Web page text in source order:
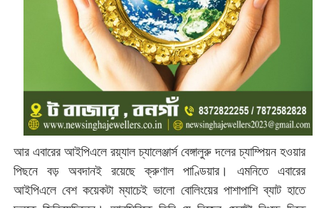
আর এবারের আইপিএলে রয়্যাল চ্যালেঞ্জার্স বেঙ্গালুরু দলের চ্যাম্পিয়ন হওয়ার
পিছনে বড় অবদানই রয়েছে ক্রুণাল পাণ্ডিয়ার। এমনিতে এবারের
আইপিএলে বেশ কয়েকটা ম্যাচেই ভালো বোলিংয়ের পাশাপাশি ব্যাট হাতে